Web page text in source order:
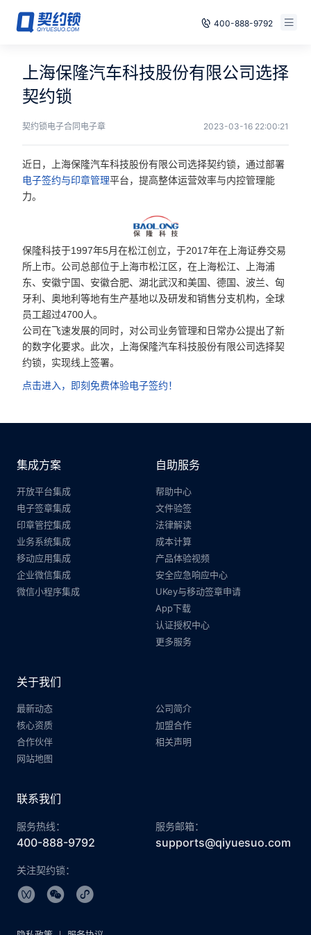
400-888-9792
电子签章
印章管控
数字存档
安全合规
案例
全国
合作
我们
免费试用
上海保隆汽车科技股份有限公司选择
契约锁
契约锁电子合同电子章 2023-03-16 22:00:21
近日，上海保隆汽车科技股份有限公司选择契约锁，通过部署
电子签约与印章管理平台，提高整体运营效率与内控管理能
力。
保隆科技于1997年5月在松江创立，于2017年在上海证券交易
所上市。公司总部位于上海市松江区，在上海松江、上海浦
东、安徽宁国、安徽合肥、湖北武汉和美国、德国、波兰、匈
牙利、奥地利等地有生产基地以及研发和销售分支机构，全球
员工超过4700人。
公司在飞速发展的同时，对公司业务管理和日常办公提出了新
的数字化要求。此次，上海保隆汽车科技股份有限公司选择契
约锁，实现线上签署。
点击进入，即刻免费体验电子签约！
集成方案
开放平台集成
电子签章集成
印章管控集成
业务系统集成
移动应用集成
企业微信集成
微信小程序集成
自助服务
帮助中心
文件验签
法律解读
成本计算
产品体验视频
安全应急响应中心
UKey与移动签章申请
App下载
认证授权中心
更多服务
关于我们
最新动态
公司简介
核心资质
加盟合作
合作伙伴
相关声明
网站地图
联系我们
服务热线：
400-888-9792
服务邮箱：
supports@qiyuesuo.com
关注契约锁：